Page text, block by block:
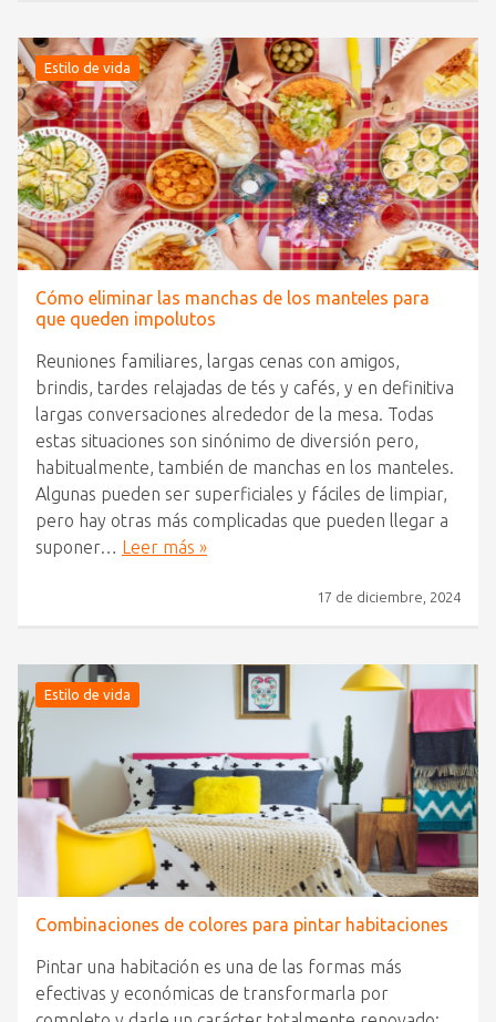
Estilo de vida
Cómo eliminar las manchas de los manteles para
que queden impolutos
Reuniones familiares, largas cenas con amigos,
brindis, tardes relajadas de tés y cafés, y en definitiva
largas conversaciones alrededor de la mesa. Todas
estas situaciones son sinónimo de diversión pero,
habitualmente, también de manchas en los manteles.
Algunas pueden ser superficiales y fáciles de limpiar,
pero hay otras más complicadas que pueden llegar a
suponer… Leer más »
17 de diciembre, 2024
Estilo de vida
Combinaciones de colores para pintar habitaciones
Pintar una habitación es una de las formas más
efectivas y económicas de transformarla por